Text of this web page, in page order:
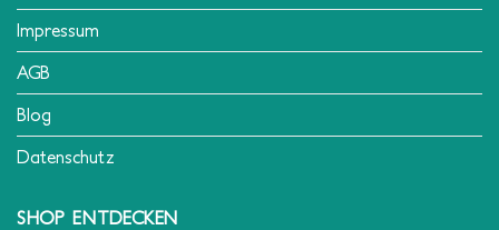
Impressum
AGB
Blog
Datenschutz
SHOP ENTDECKEN